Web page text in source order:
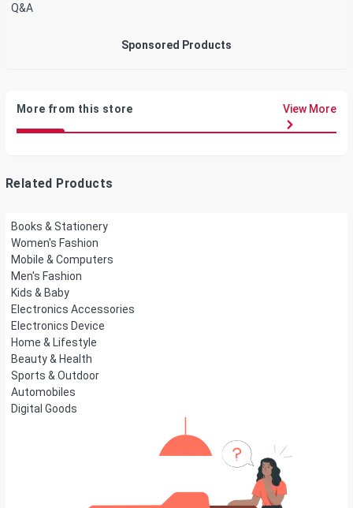
Q&A
Sponsored Products
More from this store View More
Related Products
Books & Stationery
Women's Fashion
Mobile & Computers
Men's Fashion
Kids & Baby
Electronics Accessories
Electronics Device
Home & Lifestyle
Beauty & Health
Sports & Outdoor
Automobiles
Digital Goods